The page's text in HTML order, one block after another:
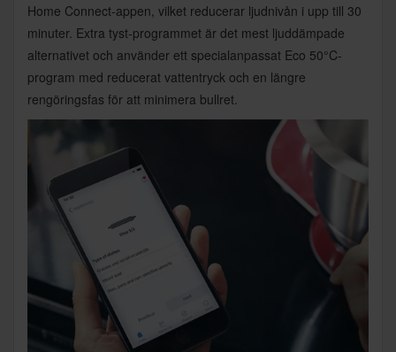
Home Connect-appen, vilket reducerar ljudnivån i upp till 30
minuter. Extra tyst-programmet är det mest ljuddämpade
alternativet och använder ett specialanpassat Eco 50°C-
program med reducerat vattentryck och en längre
rengöringsfas för att minimera bullret.